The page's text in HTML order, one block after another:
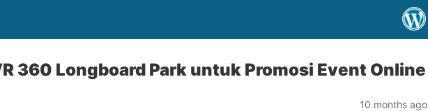
360 Longboard Park untuk Promosi Event Online
10 months ago